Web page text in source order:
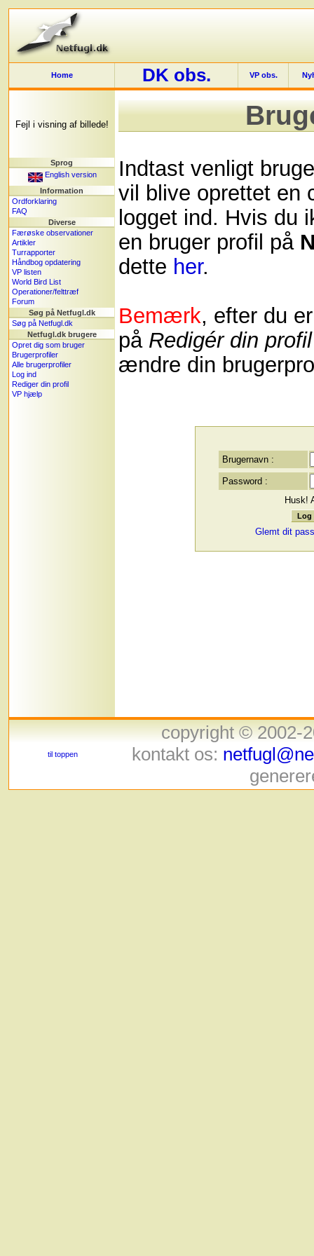
Home DK obs. VP obs.
Fejl i visning af billede!
Sprog
English version
Information
Ordforklaring
FAQ
Diverse
Færøske observationer
Artikler
Turrapporter
Håndbog opdatering
VP listen
World Bird List
Operationer/felttræf
Forum
Søg på Netfugl.dk
Søg på Netfugl.dk
Netfugl.dk brugere
Opret dig som bruger
Brugerprofiler
Alle brugerprofiler
Log ind
Rediger din profil
VP hjælp
Indtast venligt
vil blive oprettet en
logget ind. Hvis du
en bruger profil på
dette her.
Bemærk, efter du
på Redigér din profil
ændre din
Brugernavn :
Password :
Husk!
Glemt dit
til toppen
copyright © 2002-
kontakt os: